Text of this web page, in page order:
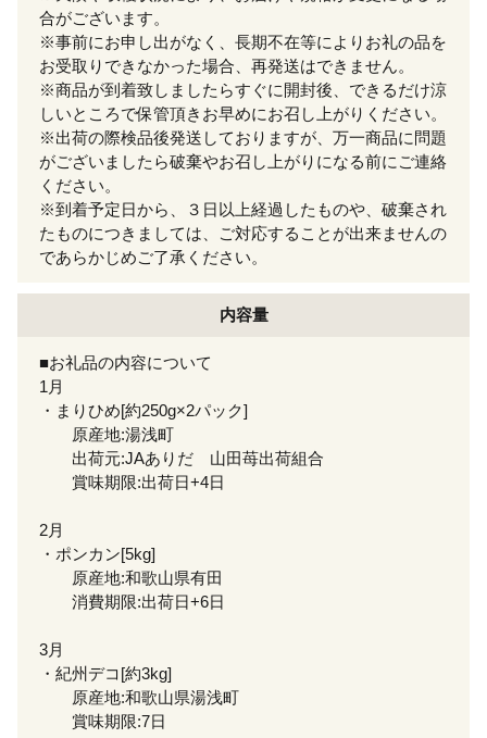
合がございます。
※事前にお申し出がなく、長期不在等によりお礼の品を
お受取りできなかった場合、再発送はできません。
※商品が到着致しましたらすぐに開封後、できるだけ涼
しいところで保管頂きお早めにお召し上がりください。
※出荷の際検品後発送しておりますが、万一商品に問題
がございましたら破棄やお召し上がりになる前にご連絡
ください。
※到着予定日から、３日以上経過したものや、破棄され
たものにつきましては、ご対応することが出来ませんの
であらかじめご了承ください。
内容量
■お礼品の内容について
1月
・まりひめ[約250g×2パック]
原産地:湯浅町
出荷元:JAありだ 山田苺出荷組合
賞味期限:出荷日+4日
2月
・ポンカン[5kg]
原産地:和歌山県有田
消費期限:出荷日+6日
3月
・紀州デコ[約3kg]
原産地:和歌山県湯浅町
賞味期限:7日